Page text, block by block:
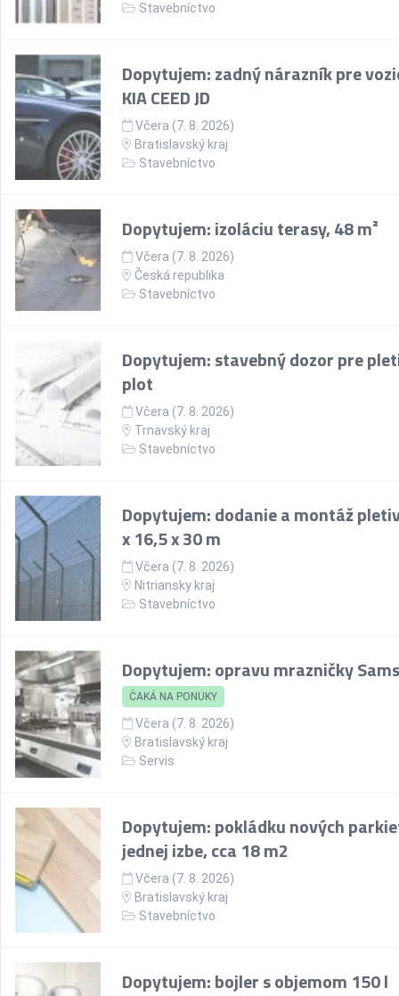
Stavebníctvo
Dopytujem: zadný nárazník pre
KIA CEED JD
Včera (7. 8. 2026)
Bratislavský kraj
Stavebníctvo
Dopytujem: izoláciu terasy, 48 m²
Včera (7. 8. 2026)
Česká republika
Stavebníctvo
Dopytujem: stavebný dozor pre
plot
Včera (7. 8. 2026)
Trnavský kraj
Stavebníctvo
Dopytujem: dodanie a montáž
x 16,5 x 30 m
Včera (7. 8. 2026)
Nitriansky kraj
Stavebníctvo
Dopytujem: opravu mrazničky
ČAKÁ NA PONUKY
Včera (7. 8. 2026)
Bratislavský kraj
Servis
Dopytujem: pokládku nových
jednej izbe, cca 18 m2
Včera (7. 8. 2026)
Bratislavský kraj
Stavebníctvo
Dopytujem: bojler s objemom 150 l